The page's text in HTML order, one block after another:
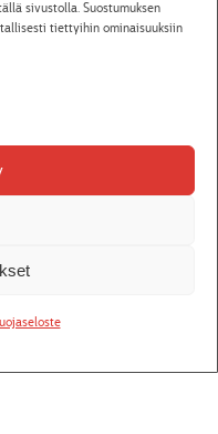
sivustolla. Suostumuksen
tiettyihin ominaisuuksiin
€